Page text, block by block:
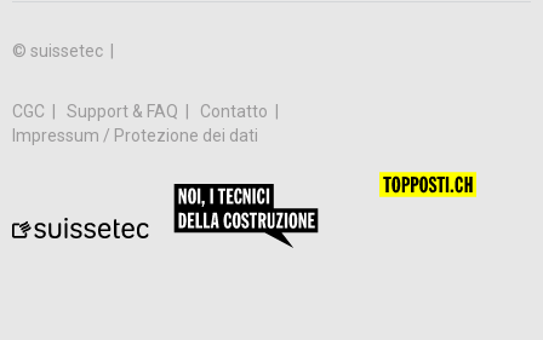
© suissetec |
CGC Support & FAQ
Contatto
Impressum / Protezione dei dati